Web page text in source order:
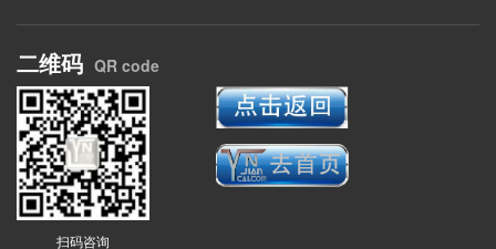
江,易门,通海,江川,
元江,新平,峨山,保
山,施甸,昌宁,龙陵,
腾冲,昭通,昭阳,永
善,绥江,镇雄,大关,
盐津,巧家,彝良,威
信,水富,鲁甸,丽江,
玉龙,华坪,永胜,宁
蒗,思茅,翠云,普洱,
二维码 QR code
扫码咨询